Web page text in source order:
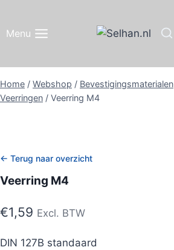
inhoud
Menu
Home / Webshop / Bevestigingsmaterialen
Veerringen / Veerring M4
← Terug naar overzicht
Veerring M4
€1,59 Excl. BTW
DIN 127B standaard